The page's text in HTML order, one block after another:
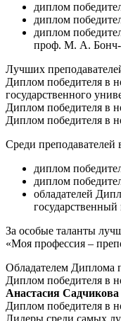
диплом
диплом
диплом
проф. М. А. Бонч-
Лучших
Диплом победителя в
государственного
Диплом победителя в
Диплом победителя в
Среди преподавателей
диплом
диплом
обладателей
За особые таланты
«Моя профессия –
Обладателем Диплома
Диплом победителя в
Анастасия Садчикова
Диплом победителя в
Лидеры среди самых